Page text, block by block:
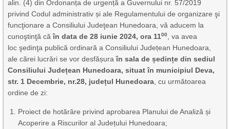
alin. (4) din Ordonanța de urgență a Guvernului nr. 57/2019
privind Codul administrativ și ale Regulamentului de organizare şi
funcţionare a Consiliului Judeţean Hunedoara, vă aducem la
cunoştinţă căîn data de 28 iunie 2024, ora 1100, va avea
loc şedinţa publică ordinară a Consiliului Județean Hunedoara,
ale cărei lucrări se vor desfășuraîn sala de ședințe din sediul
Consiliului Județean Hunedoara, situat în municipiul Deva,
str. 1 Decembrie, nr.28, județul Hunedoara, cu următoarea
ordine de zi:
Proiect de hotărâre privind aprobarea Planului de Analiză și
Acoperire a Riscurilor al Județului Hunedoara;